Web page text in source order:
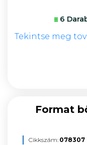
6
Tekintse meg
Format
Cikkszám: 078307